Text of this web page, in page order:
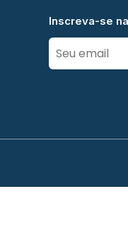
Inscreva-se